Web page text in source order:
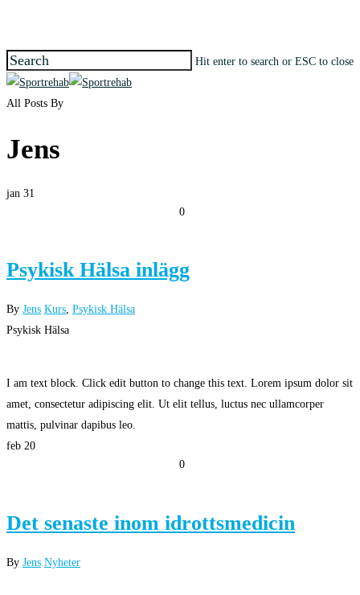
main
content
Hit enter to search or ESC to close
Close
Search
search
Menu
All Posts By
Jens
jan 31
0
Psykisk Hälsa inlägg
By Jens Kurs, Psykisk Hälsa
Psykisk Hälsa
I am text block. Click edit button to change this text. Lorem ipsum dolor sit
amet, consectetur adipiscing elit. Ut elit tellus, luctus nec ullamcorper
mattis, pulvinar dapibus leo.
feb 20
0
Det senaste inom idrottsmedicin
By Jens Nyheter